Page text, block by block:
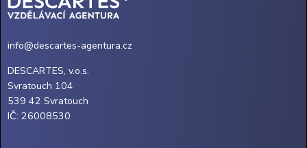
info@descartes-agentura.cz
DESCARTES, v.o.s.
Svratouch 104
539 42 Svratouch
IČ: 26008530